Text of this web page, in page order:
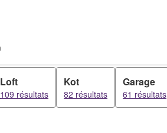
Loft
109 résultats
Kot
82 résultats
Garage
61 résultats